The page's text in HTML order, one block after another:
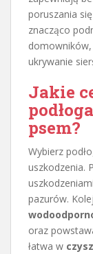
poruszania
znacząco
ukrywanie
Jakie
psem?
Wybierz
uszkodzenia.
pazurów.
oraz
łatwa w